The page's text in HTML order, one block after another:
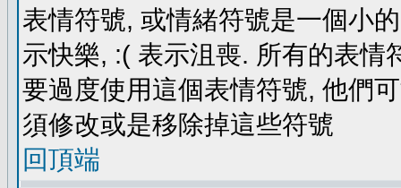
表情符號, 或情緒符號是一個小
示快樂, :( 表示沮喪. 所有的表情
要過度使用這個表情符號, 他們
須修改或是移除掉這些符號
回頂端